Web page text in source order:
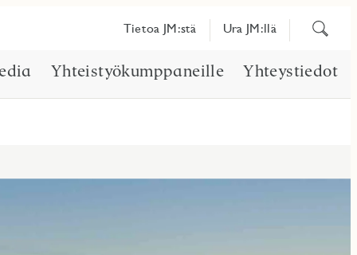
Tietoa JM:stä Ura JM:llä
Etsi
Yhteistyökumppaneille Yhteystiedot